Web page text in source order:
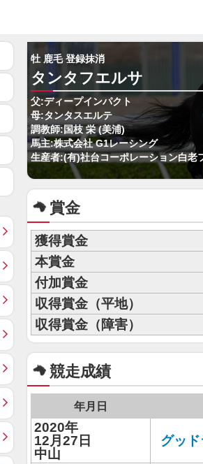
牡 鹿毛 登録抹消
タンタフエルサ
父:ディープインパクト
母:タンタスエルテ
調教師:国枝 栄 (美浦)
馬主:株式会社 G1レーシング
生産者:(有)社台コーポレーション白老
賞金
獲得賞金
本賞金
付加賞金
収得賞金（平地）
収得賞金（障害）
競走成績
年月日
2020年
12月27日
中山
グッ